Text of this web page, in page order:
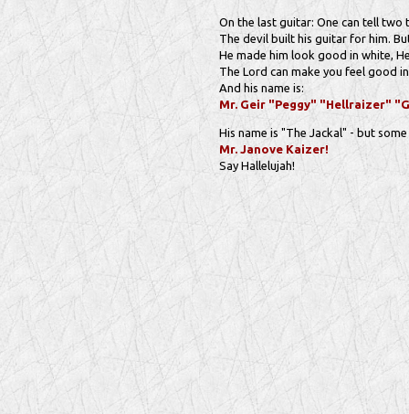
On the last guitar: One can tell two
The devil built his guitar for him.
He made him look good in white,
The Lord can make you feel good
And his name is:
Mr. Geir "Peggy" "Hellraizer"
His name is "The Jackal" - but
Mr. Janove Kaizer!
Say Hallelujah!